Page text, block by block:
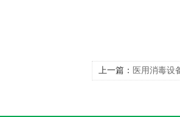
上一篇： 医用消毒设